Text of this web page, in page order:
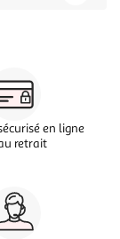
en ligne
retrait